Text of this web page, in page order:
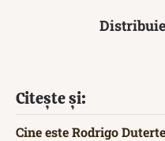
Citește și:
Cine este Rodrigo